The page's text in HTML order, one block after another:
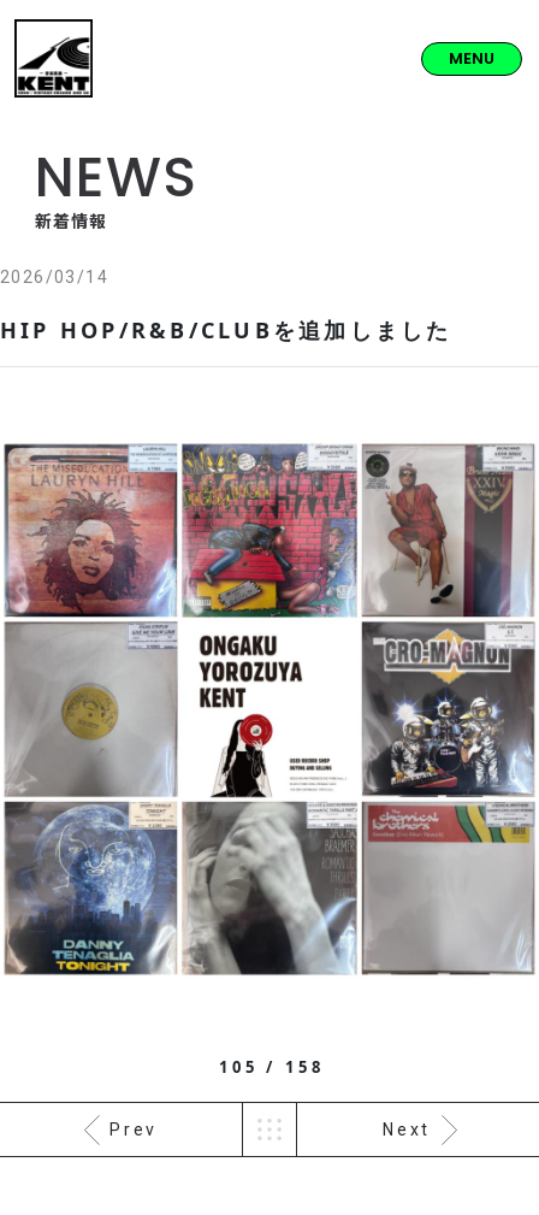
MENU
NEWS
新着情報
2026/03/14
HIP HOP/R&B/CLUBを追加しました
105 / 158
Prev Next